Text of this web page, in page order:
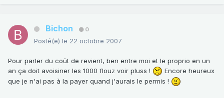
Bichon 0
Posté(e) le 22 octobre 2007
Pour parler du coût de revient, ben entre moi et le proprio en un
an ça doit avoisiner les 1000 flouz voir pluss !
Encore heureux
que je n'ai pas à la payer quand j'aurais le permis !